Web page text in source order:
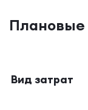
Вид затрат